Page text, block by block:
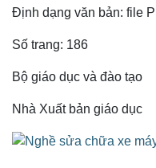
Định dạng văn bản: file
Số trang: 186
Bộ giáo dục và đào tạo
Nhà Xuất bản giáo dục